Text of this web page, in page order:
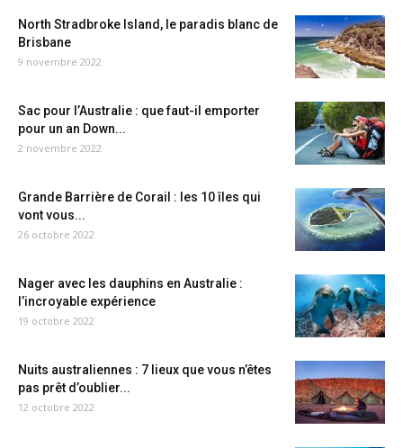
North Stradbroke Island, le paradis blanc de
Brisbane
9 novembre 2022
Sac pour l’Australie : que faut-il emporter
pour un an Down...
2 novembre 2022
Grande Barrière de Corail : les 10 îles qui
vont vous...
26 octobre 2022
Nager avec les dauphins en Australie :
l’incroyable expérience
19 octobre 2022
Nuits australiennes : 7 lieux que vous n’êtes
pas prêt d’oublier...
12 octobre 2022